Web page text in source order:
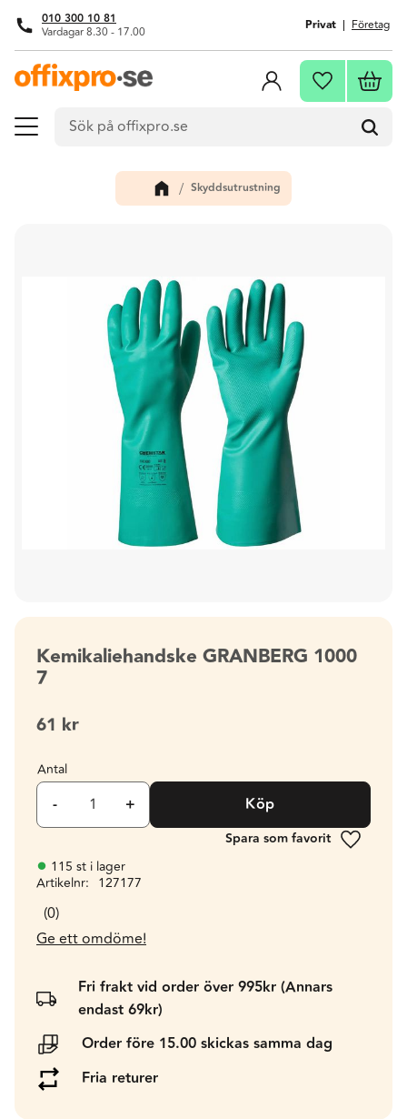
Meny
010 300 10 81
Vardagar 8.30 - 17.00 Privat Företag
Favoriter
Skyddsutrustning
Kemikaliehandske GRANBERG 1000
7
61 kr
Antal
+
- Köp
Lägg till
115 st i lager
Artikelnr
127177
0
Ge ett omdöme!
Fri frakt vid order över 995kr (Annars
endast 69kr)
Order före 15.00 skickas samma dag
Fria returer